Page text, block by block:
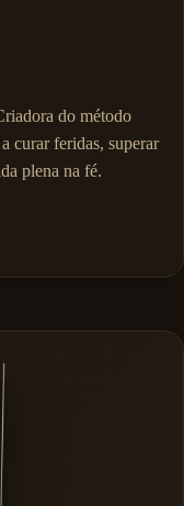
do método
curar feridas, superar
plena na fé.